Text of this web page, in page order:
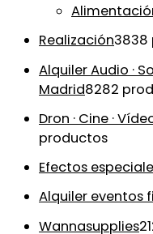
Realización3838
Alquiler Audio ·
Madrid8282
Dron · Cine ·
productos
Efectos
Alquiler eventos
Wannasupplies21